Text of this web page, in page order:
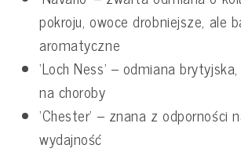
pokroju, owoce drobniejsze, ale
aromatyczne
‘Loch Ness’ – odmiana
na choroby
‘Chester’ – znana z odporności
wydajność